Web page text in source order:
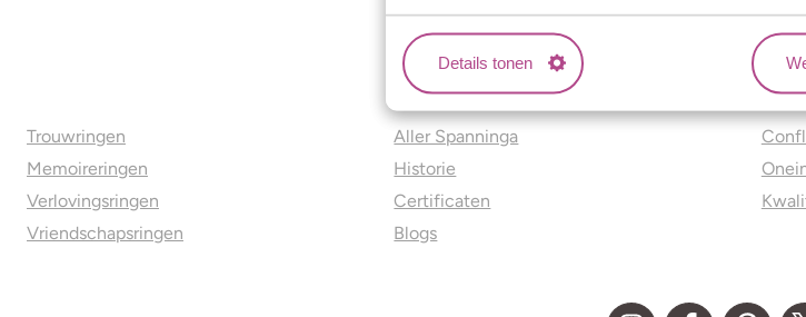
Details tonen
Trouwringen
Memoireringen
Verlovingsringen
Vriendschapsringen
Over ons
Aller Spanninga
Historie
Certificaten
Blogs